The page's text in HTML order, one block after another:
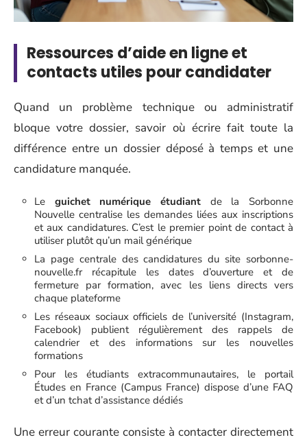
Ressources d’aide en ligne et
contacts utiles pour candidater
Quand un problème technique ou administratif
bloque votre dossier, savoir où écrire fait toute la
différence entre un dossier déposé à temps et une
candidature manquée.
Le guichet numérique étudiant de la Sorbonne
Nouvelle centralise les demandes liées aux inscriptions
et aux candidatures. C’est le premier point de contact à
utiliser plutôt qu’un mail générique
La page centrale des candidatures du site sorbonne-
nouvelle.fr récapitule les dates d’ouverture et de
fermeture par formation, avec les liens directs vers
chaque plateforme
Les réseaux sociaux officiels de l’université (Instagram,
Facebook) publient régulièrement des rappels de
calendrier et des informations sur les nouvelles
formations
Pour les étudiants extracommunautaires, le portail
Études en France (Campus France) dispose d’une FAQ
et d’un tchat d’assistance dédiés
Une erreur courante consiste à contacter directement